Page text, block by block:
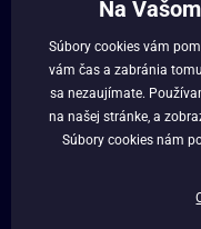
O NÁS
VERNOSTNÝ PROGRAM
BLOG
Na
Súbory cookies vám
vám čas a zabránia
sa nezaujímate.
na našej stránke, a
Súbory cookies nám